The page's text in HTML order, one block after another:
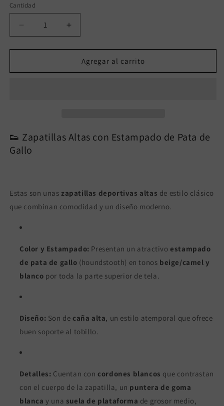
Cantidad
Reducir
cantidad
para
BEIGE
Aumentar
cantidad
para
IVY
BEIGE
Agregar al carrito
👟 Zapatillas Altas con Estampado de Pata de
Gallo
Estas son unas zapatillas deportivas altas de estilo clásico
que combinan comodidad y un diseño moderno.
Color y Estampado: Presentan un atractivoestampado
de pata de gallo (houndstooth) en tonos beige/camel y
blanco por toda la parte superior de tela.
Diseño: Son decaña alta, un estilo atemporal que ofrece
buen soporte al tobillo.
Detalles: Cuentan concordones blancos que contrastan
con el cuerpo de la zapatilla, un puntera de goma
blanca y una suela de plataforma de grosor medio,